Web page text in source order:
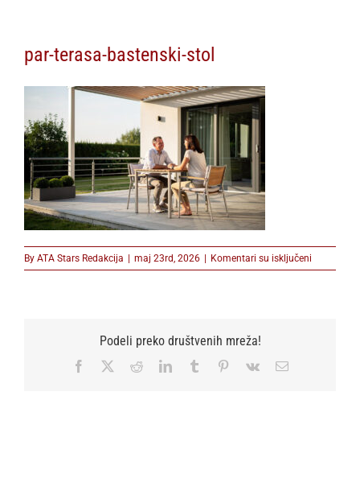
par-terasa-bastenski-stol
By ATA Stars Redakcija | maj 23rd, 2026 | Komentari su isključeni
par-
Podeli preko društvenih mreža!
Facebook RedditLinkedInTumblr Pinterest
Vk Email